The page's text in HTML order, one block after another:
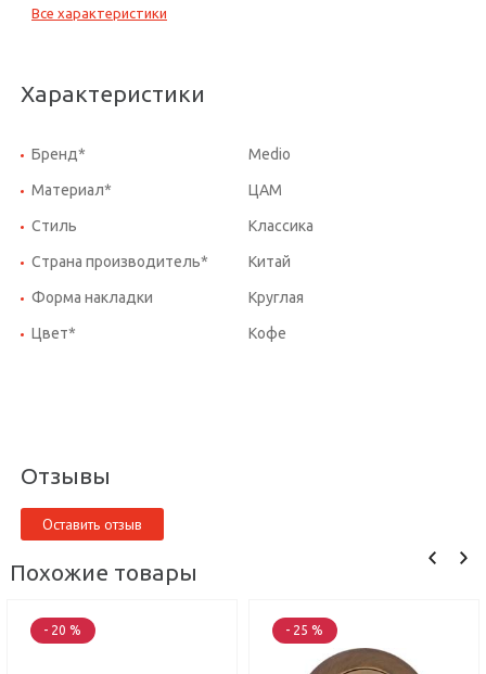
Все характеристики
Характеристики
Бренд* Medio
Материал* ЦАМ
Стиль Классика
Страна производитель* Китай
Форма накладки Круглая
Цвет* Кофе
Отзывы
Оставить отзыв
Похожие товары
- 20 % - 25 %